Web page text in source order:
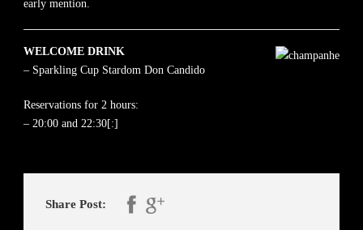
early mention.
WELCOME DRINK
– Sparkling Cup Stardom Don Candido
Reservations for 2 hours:
– 20:00 and 22:30[:]
Share Post: